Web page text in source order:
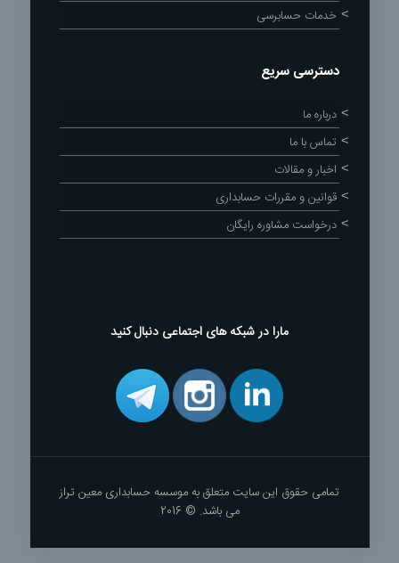
خدمات حسابرسی
دسترسی سریع
درباره ما
تماس با ما
اخبار و مقالات
قوانین و مقررات حسابداری
درخواست مشاوره رایگان
مارا در شبکه های اجتماعی دنبال کنید
تمامی حقوق این سایت متعلق به موسسه حسابداری معین تراز
می باشد. © 2016